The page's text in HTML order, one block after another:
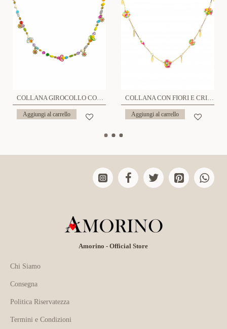
COLLANA GIROCOLLO CON FIORI - YNK23132E304 ORO
Aggiungi al carrello
COLLANA CON FIORI E CRISTALLI - NK22221148A38
Aggiungi al carrello
Amorino - Official Store
Chi Siamo
Consegna
Politica Riservatezza
Termini e Condizioni